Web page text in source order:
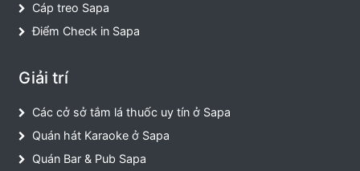
Cáp treo Sapa
Điểm Check in Sapa
Giải trí
Các cở sở tắm lá thuốc uy tín ở Sapa
Quán hát Karaoke ở Sapa
Quán Bar & Pub Sapa